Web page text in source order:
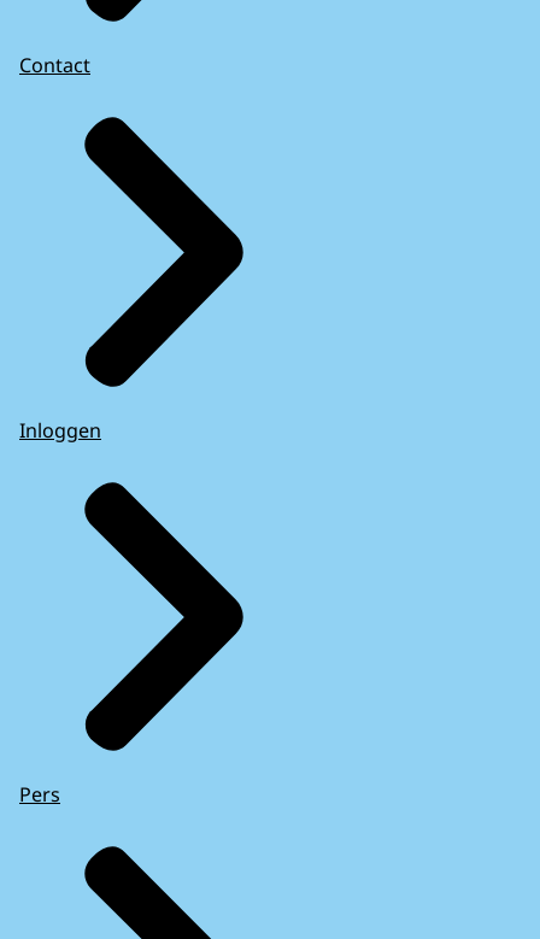
Contact
Inloggen
Pers